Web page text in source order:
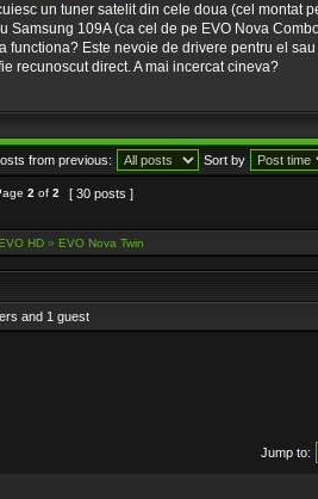
un tuner satelit din cele doua (cel montat
Samsung 109A (ca cel de pe EVO Nova
functiona? Este nevoie de drivere pentru el
recunoscut direct. A mai incercat cineva?
from previous: Sort by
2 of 2 [ 30 posts ]
HD » EVO Nova Twin
and 1 guest
Jump to: